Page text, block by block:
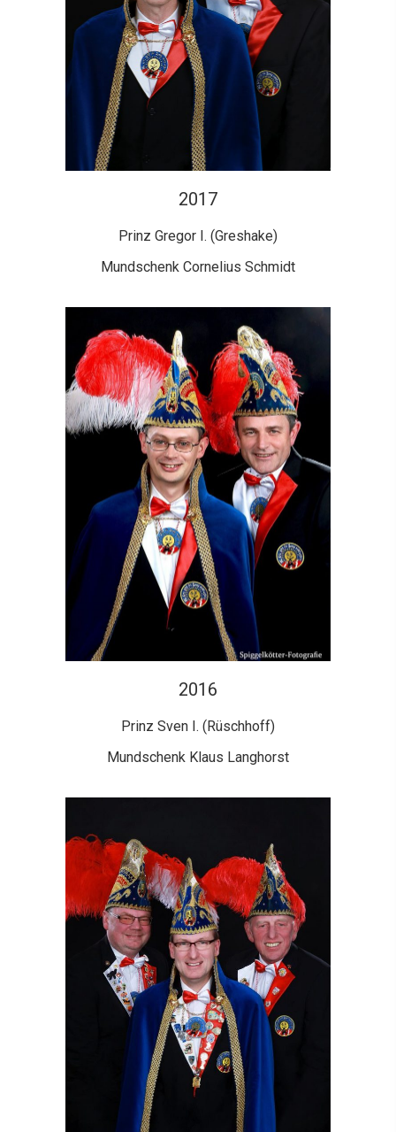
2017
Prinz Gregor I. (Greshake)
Mundschenk Cornelius Schmidt
2016
Prinz Sven I. (Rüschhoff)
Mundschenk Klaus Langhorst